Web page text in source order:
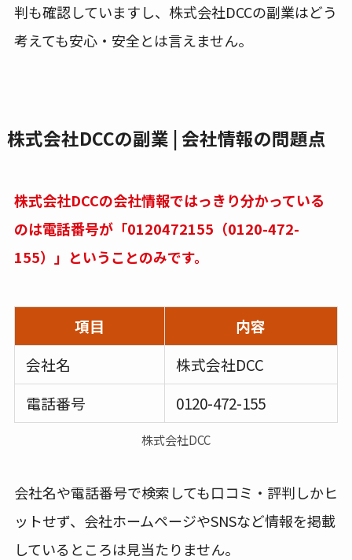
判も確認していますし、株式会社DCCの副業はどう
考えても安心・安全とは言えません。
株式会社DCCの副業 | 会社情報の問題点
株式会社DCCの会社情報ではっきり分かっている
のは電話番号が「0120472155（0120-472-
155）」ということのみです。
項目
内容
会社名
株式会社DCC
電話番号
0120-472-155
株式会社DCC
会社名や電話番号で検索しても口コミ・評判しかヒ
ットせず、会社ホームページやSNSなど情報を掲載
しているところは見当たりません。